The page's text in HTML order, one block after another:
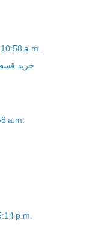
a.m.
خرید
a.m.
p.m.